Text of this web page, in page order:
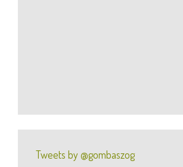
Tweets by @gombaszog